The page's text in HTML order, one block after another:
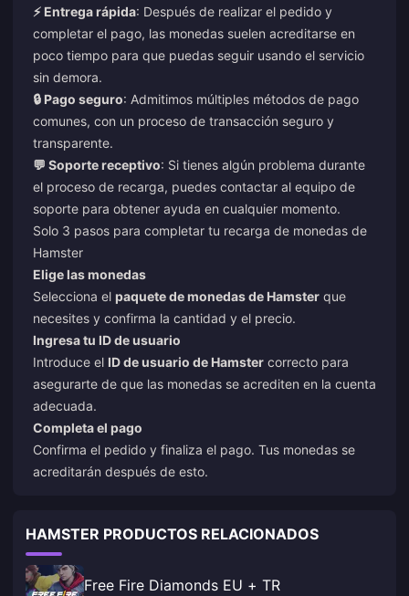
⚡ Entrega rápida: Después de realizar el pedido y
completar el pago, las monedas suelen acreditarse en
poco tiempo para que puedas seguir usando el servicio
sin demora.
🔒 Pago seguro: Admitimos múltiples métodos de pago
comunes, con un proceso de transacción seguro y
transparente.
💬 Soporte receptivo: Si tienes algún problema durante
el proceso de recarga, puedes contactar al equipo de
soporte para obtener ayuda en cualquier momento.
Solo 3 pasos para completar tu recarga de monedas de
Hamster
Elige las monedas
Selecciona el paquete de monedas de Hamster que
necesites y confirma la cantidad y el precio.
Ingresa tu ID de usuario
Introduce el ID de usuario de Hamster correcto para
asegurarte de que las monedas se acrediten en la cuenta
adecuada.
Completa el pago
Confirma el pedido y finaliza el pago. Tus monedas se
acreditarán después de esto.
HAMSTER PRODUCTOS RELACIONADOS
Free Fire Diamonds EU + TR